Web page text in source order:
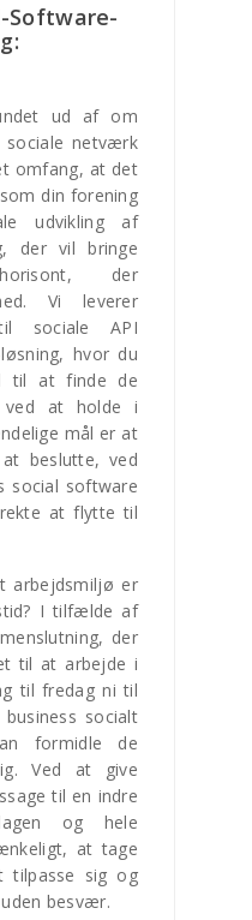
Software-
ud af om
sociale netværk
omfang, at det
din forening
udvikling af
der vil bringe
der
Vi leverer
sociale API
hvor du
til at finde de
ved at holde i
mål er at
beslutte, ved
social software
at flytte til
arbejdsmiljø er
I tilfælde af
der
til at arbejde i
til fredag ni til
socialt
formidle de
Ved at give
til en indre
og hele
at tage
tilpasse sig og
besvær.